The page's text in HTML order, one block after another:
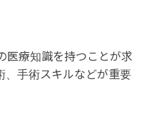
医療知識を持つことが求
、手術スキルなどが重要